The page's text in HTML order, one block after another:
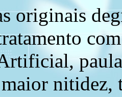
originais
nitidez,